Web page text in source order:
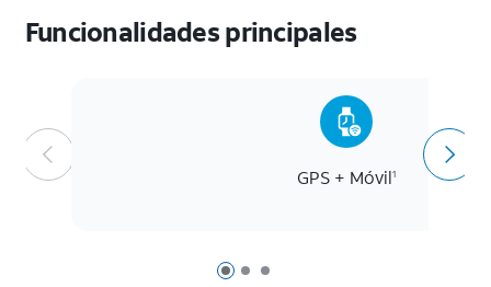
Funcionalidades principales
Página 1 de 3
Página 2 de 3
Página 3 de 3
GPS + Móvil1